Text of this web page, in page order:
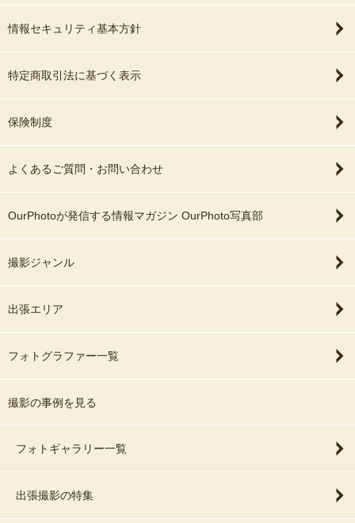
情報セキュリティ基本方針
特定商取引法に基づく表示
保険制度
よくあるご質問・お問い合わせ
OurPhotoが発信する情報マガジン OurPhoto写真部
撮影ジャンル
出張エリア
フォトグラファー一覧
撮影の事例を見る
フォトギャラリー一覧
出張撮影の特集